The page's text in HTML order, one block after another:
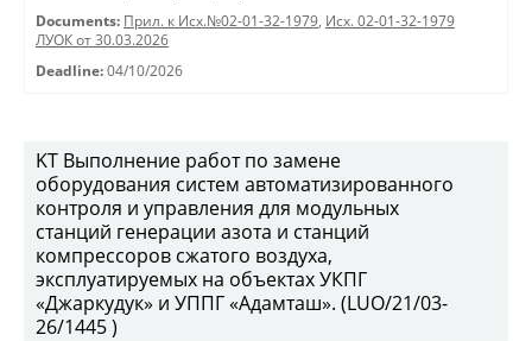
Documents: Прил. к Исх.№02-01-32-1979, Исх. 02-01-32-1979
ЛУОК от 30.03.2026
Deadline: 04/10/2026
KT Выполнение работ по замене
оборудования систем автоматизированного
контроля и управления для модульных
станций генерации азота и станций
компрессоров сжатого воздуха,
эксплуатируемых на объектах УКПГ
«Джаркудук» и УППГ «Адамташ». (LUO/21/03-
26/1445 )